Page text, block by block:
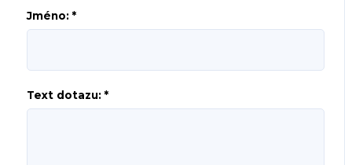
Jméno: *
Text dotazu: *